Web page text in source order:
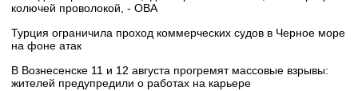
колючей проволокой, - ОВА
Турция ограничила проход коммерческих судов в Черное море
на фоне атак
В Вознесенске 11 и 12 августа прогремят массовые взрывы:
жителей предупредили о работах на карьере